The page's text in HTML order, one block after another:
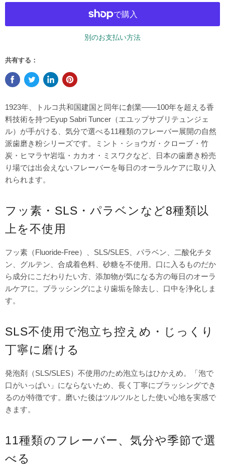
別のお支払い方法
共有する：
1923年、トルコ共和国建国と同年に創業——100年を超える香
料技術を持つEyup Sabri Tuncer（エユップサブリテュンジェ
ル）が手がける、気分で選べる11種類のフレーバー展開の自然
派歯磨き粉シリーズです。ミント・ショウガ・クローブ・竹
炭・ヒマラヤ岩塩・カカオ・ミスワクなど、日本の歯磨き粉売
り場では出会えないフレーバーを毎日のオーラルケアに取り入
れられます。
フッ素・SLS・パラベンなど8種類以
上を不使用
フッ素（Fluoride-Free）、SLS/SLES、パラベン、二酸化チタ
ン、グルテン、合成着色料、砂糖を不使用。口に入るものだか
ら成分にこだわりたい方、添加物が気になる方の毎日のオーラ
ルケアに。ブラッシングにより歯垢を除去し、口中を浄化しま
す。
SLS不使用で泡立ち控えめ・じっくり
丁寧に磨ける
発泡剤（SLS/SLES）不使用のため泡立ちはひかえめ。「泡で
口がいっぱい」にならないため、長く丁寧にブラッシングでき
るのが特徴です。磨いた後はツルツルとした使い心地を実感で
きます。
11種類のフレーバー、気分や季節で選
べる